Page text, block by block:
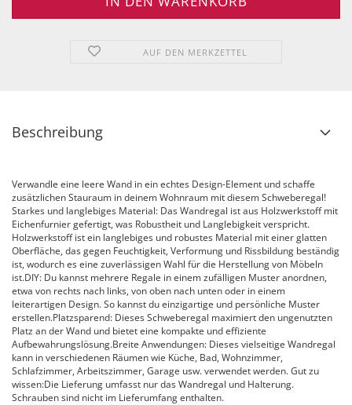
AUF DEN MERKZETTEL
Beschreibung
Verwandle eine leere Wand in ein echtes Design-Element und schaffe
zusätzlichen Stauraum in deinem Wohnraum mit diesem Schweberegal!
Starkes und langlebiges Material: Das Wandregal ist aus Holzwerkstoff mit
Eichenfurnier gefertigt, was Robustheit und Langlebigkeit verspricht.
Holzwerkstoff ist ein langlebiges und robustes Material mit einer glatten
Oberfläche, das gegen Feuchtigkeit, Verformung und Rissbildung beständig
ist, wodurch es eine zuverlässigen Wahl für die Herstellung von Möbeln
ist.DIY: Du kannst mehrere Regale in einem zufälligen Muster anordnen,
etwa von rechts nach links, von oben nach unten oder in einem
leiterartigen Design. So kannst du einzigartige und persönliche Muster
erstellen.Platzsparend: Dieses Schweberegal maximiert den ungenutzten
Platz an der Wand und bietet eine kompakte und effiziente
Aufbewahrungslösung.Breite Anwendungen: Dieses vielseitige Wandregal
kann in verschiedenen Räumen wie Küche, Bad, Wohnzimmer,
Schlafzimmer, Arbeitszimmer, Garage usw. verwendet werden. Gut zu
wissen:Die Lieferung umfasst nur das Wandregal und Halterung.
Schrauben sind nicht im Lieferumfang enthalten.